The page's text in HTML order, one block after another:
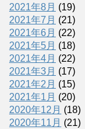
2021年8月 (19)
2021年7月 (21)
2021年6月 (22)
2021年5月 (18)
2021年4月 (22)
2021年3月 (17)
2021年2月 (15)
2021年1月 (20)
2020年12月 (18)
2020年11月 (21)